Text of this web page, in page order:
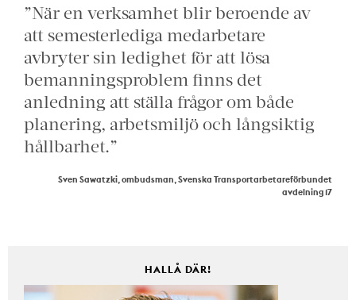
”När en verksamhet blir beroende av
att semesterlediga medarbetare
avbryter sin ledighet för att lösa
bemanningsproblem finns det
anledning att ställa frågor om både
planering, arbetsmiljö och långsiktig
hållbarhet.”
Sven Sawatzki, ombudsman, Svenska Transportarbetareförbundet
avdelning 17
HALLÅ DÄR!